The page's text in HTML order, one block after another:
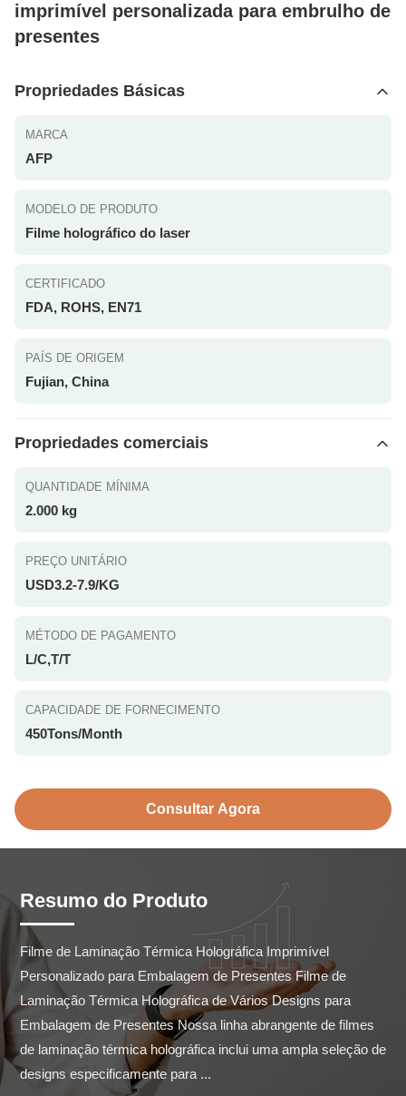
imprimível personalizada para embrulho de
presentes
Propriedades Básicas
MARCA
AFP
MODELO DE PRODUTO
Filme holográfico do laser
CERTIFICADO
FDA, ROHS, EN71
PAÍS DE ORIGEM
Fujian, China
Propriedades comerciais
QUANTIDADE MÍNIMA
2.000 kg
PREÇO UNITÁRIO
USD3.2-7.9/KG
MÉTODO DE PAGAMENTO
L/C,T/T
CAPACIDADE DE FORNECIMENTO
450Tons/Month
Consultar Agora
Resumo do Produto
Filme de Laminação Térmica Holográfica Imprimível
Personalizado para Embalagem de Presentes Filme de
Laminação Térmica Holográfica de Vários Designs para
Embalagem de Presentes Nossa linha abrangente de filmes
de laminação térmica holográfica inclui uma ampla seleção de
designs especificamente para ...